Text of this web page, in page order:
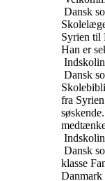
Dansk
Syrien til
Han er
Dansk
fra
Dansk
klasse
Danmark